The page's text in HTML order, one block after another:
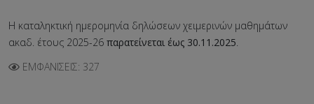
Η καταληκτική ημερομηνία δηλώσεων χειμερινών μαθημάτων
ακαδ. έτους 2025-26 παρατείνεται έως 30.11.2025.
ΕΜΦΑΝΊΣΕΙΣ: 327